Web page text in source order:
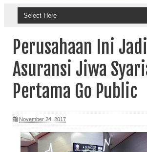
Perusahaan Ini Jadi
Asuransi Jiwa
Pertama Go Public
November 24, 2017